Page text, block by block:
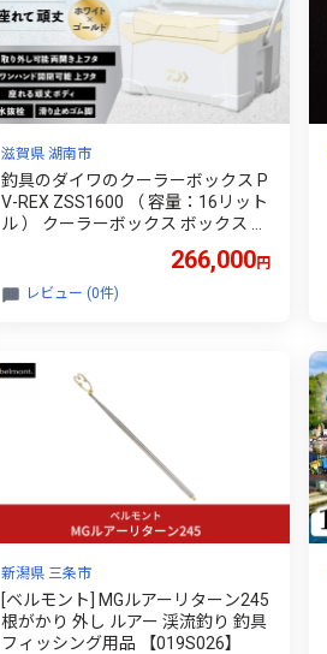
滋賀県 湖南市
釣具のダイワのクーラーボックス P
V-REX ZSS1600 （ 容量：16リット
ル ） クーラーボックス ボックス ダ
ング 釣り キャンプ バーベキュー
266,000円
レビュー (0件)
新潟県 三条市
[ベルモント] MGルアーリターン245
根がかり 外し ルアー 渓流釣り 釣具
フィッシング用品 【019S026】